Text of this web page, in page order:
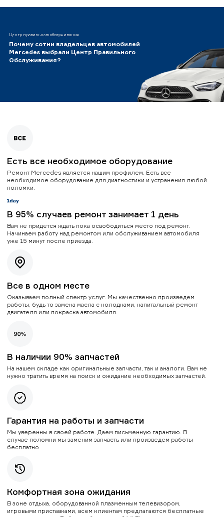
Центр правильного обслуживания
Почему сотни владельцев автомобилей
Mercedes выбрали Центр Правильного
Обслуживания?
Есть все необходимое оборудование
Ремонт Mercedes является нашим профилем. Есть все
необходимое оборудование для диагностики и устранения любой
поломки.
В 95% случаев ремонт занимает 1 день
Вам не придется ждать пока освободиться место под ремонт.
Начинаем работу над ремонтом или обслуживанием автомобиля
уже 15 минут после приезда.
Все в одном месте
Оказываем полный спектр услуг. Мы качественно произведем
работы, будь то замена масла с колодками, капитальный ремонт
двигателя или покраска автомобиля.
В наличии 90% запчастей
На нашем складе как оригинальные запчасти, так и аналоги. Вам не
нужно тратить время на поиск и ожидание необходимых запчастей.
Гарантия на работы и запчасти
Мы уверенны в своей работе. Даем письменную гарантию. В
случае поломки мы заменим запчасть или произведем работы
бесплатно.
Комфортная зона ожидания
В зоне отдыха, оборудованной плазменным телевизором,
игровыми приставками, всем клиентам предлагаются бесплатные